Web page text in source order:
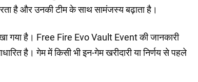
है और उनकी टीम के साथ सामंजस्य बढ़ाता है।
गया है। Free Fire Evo Vault Event की जानकारी
है। गेम में किसी भी इन-गेम खरीदारी या निर्णय से पहले